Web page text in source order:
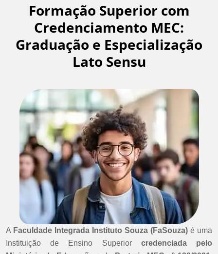
Formação Superior com
Credenciamento MEC:
Graduação e Especialização
Lato Sensu
A Faculdade Integrada Instituto Souza (FaSouza) é uma
Instituição de Ensino Superior credenciada pelo